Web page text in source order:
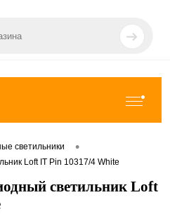
светильники •
Loft IT Pin 10317/4 White
светильник Loft